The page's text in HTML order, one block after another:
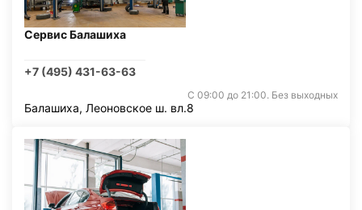
Сервис Балашиха
+7 (495) 431-63-63
С 09:00 до 21:00. Без выходных
Балашиха, Леоновское ш. вл.8